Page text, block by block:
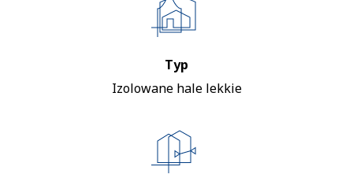
Typ
Izolowane hale lekkie